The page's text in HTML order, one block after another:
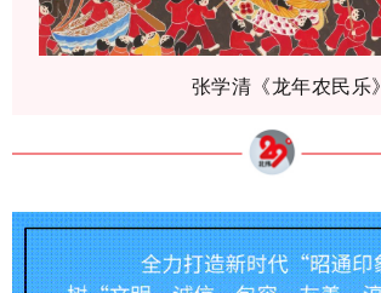
张学清《龙年农民乐》